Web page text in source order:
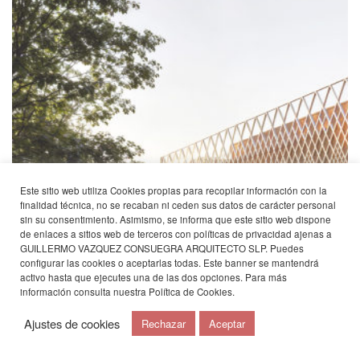
Este sitio web utiliza Cookies propias para recopilar información con la
finalidad técnica, no se recaban ni ceden sus datos de carácter personal
sin su consentimiento. Asimismo, se informa que este sitio web dispone
de enlaces a sitios web de terceros con políticas de privacidad ajenas a
GUILLERMO VAZQUEZ CONSUEGRA ARQUITECTO SLP. Puedes
configurar las cookies o aceptarlas todas. Este banner se mantendrá
activo hasta que ejecutes una de las dos opciones. Para más
información consulta nuestra Política de Cookies.
Ajustes de cookies Rechazar Aceptar